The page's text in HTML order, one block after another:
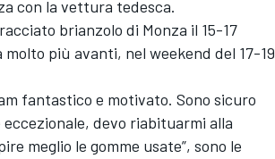
con la vettura tedesca.
brianzolo di Monza il 15-17
più avanti, nel weekend del 17-19
fantastico e motivato. Sono sicuro
devo riabituarmi alla
meglio le gomme usate”, sono le